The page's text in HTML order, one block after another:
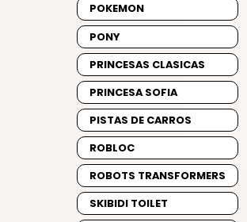
POKEMON
PONY
PRINCESAS CLASICAS
PRINCESA SOFIA
PISTAS DE CARROS
ROBLOC
ROBOTS TRANSFORMERS
SKIBIDI TOILET